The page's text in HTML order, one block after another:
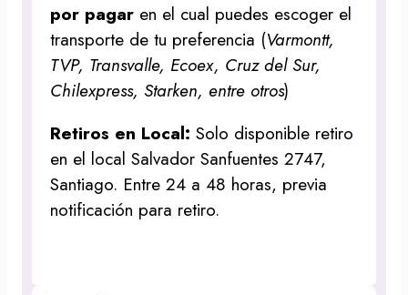
por pagar en el cual puedes escoger el
transporte de tu preferencia (Varmontt,
TVP, Transvalle, Ecoex, Cruz del Sur,
Chilexpress, Starken, entre otros)
Retiros en Local:Solo disponible retiro
en el local Salvador Sanfuentes 2747,
Santiago. Entre 24 a 48 horas, previa
notificación para retiro.